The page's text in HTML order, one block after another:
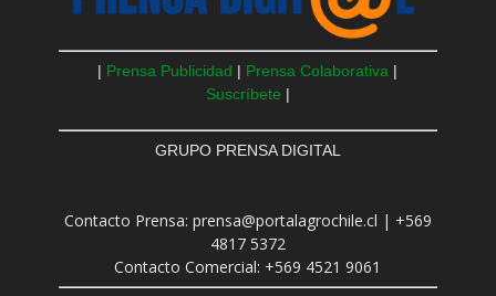
| Prensa Publicidad | Prensa Colaborativa |
Suscríbete |
GRUPO PRENSA DIGITAL
Contacto Prensa: prensa@portalagrochile.cl | +569
4817 5372
Contacto Comercial: +569 4521 9061